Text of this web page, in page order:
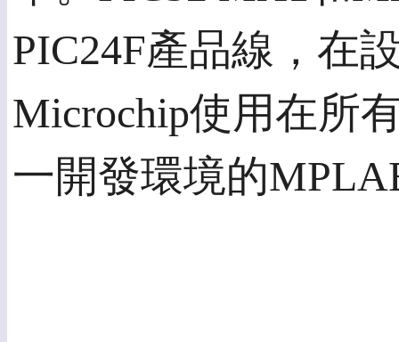
PIC24F產品線，在
Microchip使用在所
一開發環境的